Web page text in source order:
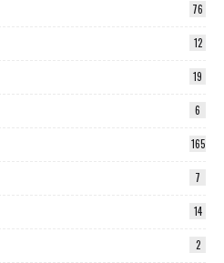
76
12
19
6
165
7
14
2